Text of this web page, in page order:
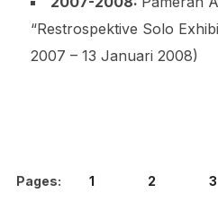
“Restrospektive Solo
2007 – 13 Januari 2008)
Pages: 1 2 3